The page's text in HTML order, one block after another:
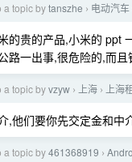
a topic bytanszhe › 电动汽车
的贵的产品,小米的 ppt
路一出事,很危险的,而
a topic byvzyw › 上海 › 上海
,他们要你先交定金和中
a topic by461368919 ›